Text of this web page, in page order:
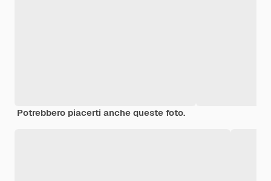
Potrebbero piacerti anche queste foto.